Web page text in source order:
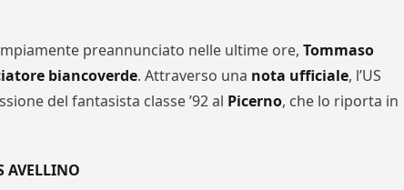
preannunciato nelle ultime ore, Tommaso
biancoverde. Attraverso una nota ufficiale, l’US
del fantasista classe ’92 al Picerno, che lo riporta in
AVELLINO